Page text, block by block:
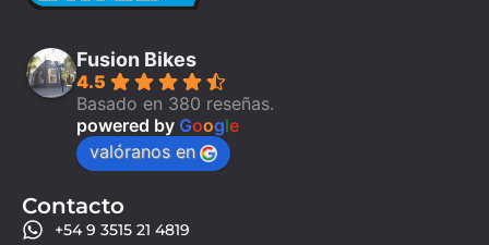
Fusion Bikes
4.5
Basado en 380 reseñas.
powered by Google
valóranos en
Contacto
+54 9 3515 21 4819